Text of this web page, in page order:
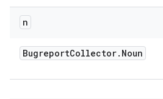
n
BugreportCollector. Noun